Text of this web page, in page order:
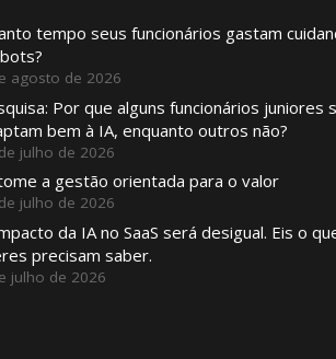
tempo seus funcionários gastam
agosto de 2026
Por que alguns funcionários juniores
bem à IA, enquanto outros não?
julho de 2026
a gestão orientada para o valor
julho de 2026
da IA ​​no SaaS será desigual. Eis o
precisam saber.
julho de 2026